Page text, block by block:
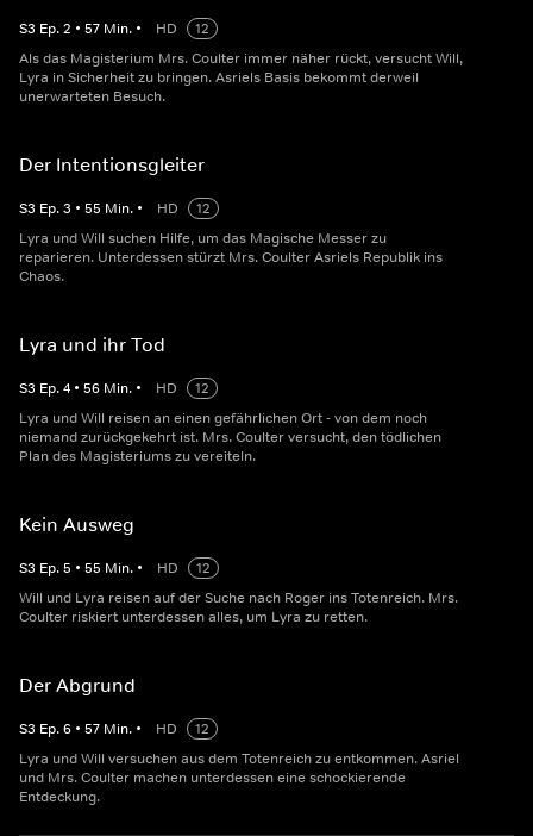
S3 Ep.2 • 57 Min. • HD
12
Als das Magisterium Mrs. Coulter immer näher rückt, versucht Will,
Lyra in Sicherheit zu bringen. Asriels Basis bekommt derweil
unerwarteten Besuch.
Der Intentionsgleiter
S3 Ep.3 • 55 Min. • HD
12
Lyra und Will suchen Hilfe, um das Magische Messer zu
reparieren. Unterdessen stürzt Mrs. Coulter Asriels Republik ins
Chaos.
Lyra und ihr Tod
S3 Ep.4 • 56 Min. • HD
12
Lyra und Will reisen an einen gefährlichen Ort - von dem noch
niemand zurückgekehrt ist. Mrs. Coulter versucht, den tödlichen
Plan des Magisteriums zu vereiteln.
Kein Ausweg
S3 Ep.5 • 55 Min. • HD
12
Will und Lyra reisen auf der Suche nach Roger ins Totenreich. Mrs.
Coulter riskiert unterdessen alles, um Lyra zu retten.
Der Abgrund
S3 Ep.6 • 57 Min. • HD
12
Lyra und Will versuchen aus dem Totenreich zu entkommen. Asriel
und Mrs. Coulter machen unterdessen eine schockierende
Entdeckung.